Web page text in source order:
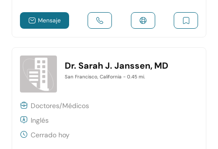
Mensaje
Dr. Sarah J. Janssen, MD
San Francisco, California - 0.45 mi.
Doctores/Médicos
Inglés
Cerrado hoy